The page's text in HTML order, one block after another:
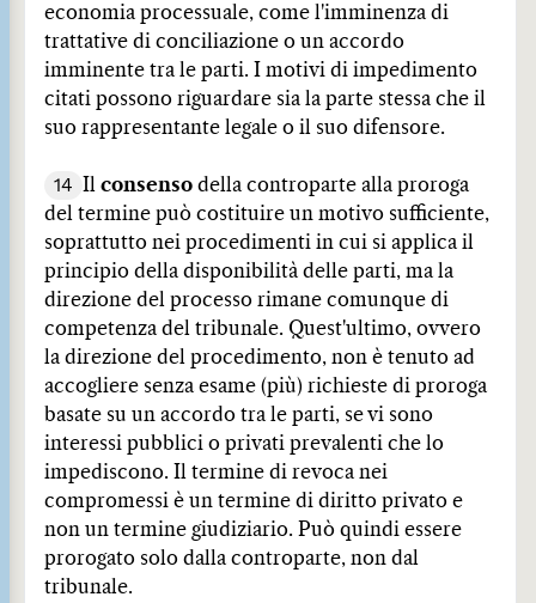
economia processuale, come l'imminenza di
trattative di conciliazione o un accordo
imminente tra le parti. I motivi di impedimento
citati possono riguardare sia la parte stessa che il
suo rappresentante legale o il suo difensore.
14 Il consenso della controparte alla proroga
del termine può costituire un motivo sufficiente,
soprattutto nei procedimenti in cui si applica il
principio della disponibilità delle parti, ma la
direzione del processo rimane comunque di
competenza del tribunale. Quest'ultimo, ovvero
la direzione del procedimento, non è tenuto ad
accogliere senza esame (più) richieste di proroga
basate su un accordo tra le parti, se vi sono
interessi pubblici o privati prevalenti che lo
impediscono. Il termine di revoca nei
compromessi è un termine di diritto privato e
non un termine giudiziario. Può quindi essere
prorogato solo dalla controparte, non dal
tribunale.